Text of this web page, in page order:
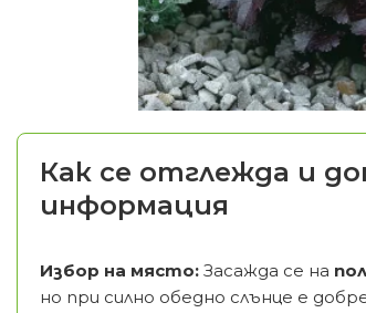
Как се отглежда и
информация
Избор на място: Засажда се на
но при силно обедно слънце е